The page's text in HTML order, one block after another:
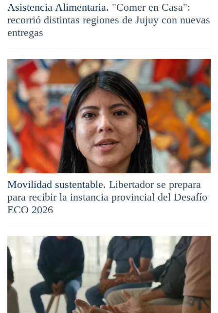
Asistencia Alimentaria. "Comer en Casa":
recorrió distintas regiones de Jujuy con nuevas
entregas
Movilidad sustentable. Libertador se prepara
para recibir la instancia provincial del Desafío
ECO 2026